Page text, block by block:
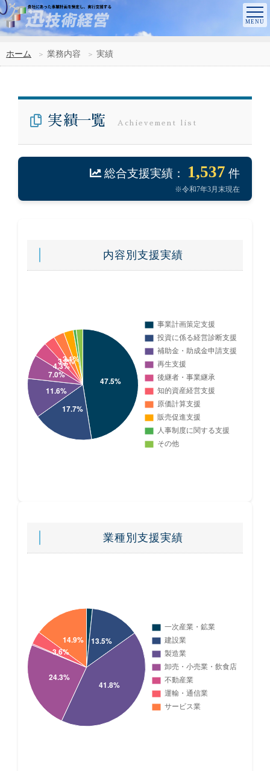
ホーム 業務内容 実績
実績一覧 Achievement list
総合支援実績： 1,537 件
※令和7年3月末現在
内容別支援実績
業種別支援実績